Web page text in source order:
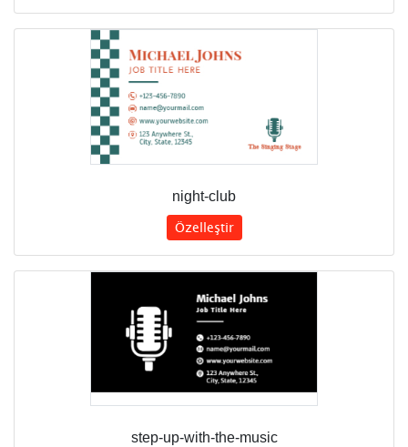
night-club
Özelleştir
step-up-with-the-music